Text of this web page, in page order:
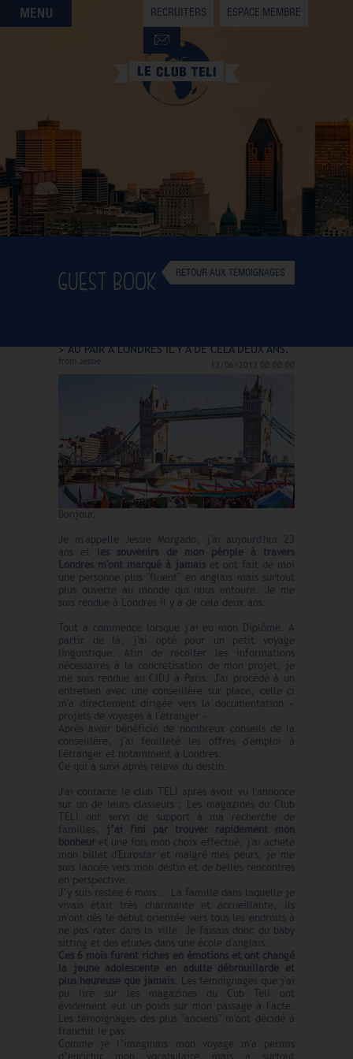
QUI SOMMES-NOUS
QUE CHERCHEZ-VOUS ?
NOS OFFRES PARTENAIRES
DEVENIR MEMBRE
RECRUITERS ESPACE MEMBRE
RETOUR AUX TÉMOIGNAGES
GUEST BOOK
AU PAIR À LONDRES IL Y A DE CELA DEUX ANS.
from Jessie 13/06/2013 00:00:00
Bonjour,
Je m'appelle Jessie Morgado, j'ai aujourd'hui 23
ans et
les souvenirs de mon périple à travers
Londres m'ont marqué à jamais et ont fait de moi
une personne plus "fluent" en anglais mais surtout
plus ouverte au monde qui nous entoure. Je me
suis rendue à Londres il y a de cela deux ans.
Tout a commencé lorsque j'ai eu mon Diplôme. A
partir de là, j'ai opté pour un petit voyage
linguistique. Afin de récolter les informations
nécessaires à la concrétisation de mon projet, je
me suis rendue au CIDJ à Paris. J'ai procédé à un
entretien avec une conseillère sur place, celle ci
m'a directement dirigée vers la documentation «
projets de voyages à l'étranger ».
Après avoir bénéficié de nombreux conseils de la
conseillère, j'ai feuilleté les offres d'emploi à
l'étranger et notamment à Londres.
Ce qui a suivi après releva du destin.
J'ai contacté le club TELI après avoir vu l'annonce
sur un de leurs classeurs ; Les magazines du Club
TELI ont servi de support à ma recherche de
familles,
j’ai fini par trouver rapidement mon
bonheur et une fois mon choix effectué, j'ai acheté
mon billet d'Eurostar et malgré mes peurs, je me
suis lancée vers mon destin et de belles rencontres
en perspective.
J’y suis restée 6 mois... La famille dans laquelle je
vivais était très charmante et accueillante, ils
m'ont dès le début orientée vers tous les endroits à
ne pas rater dans la ville. Je faisais donc du baby
sitting et des études dans une école d'anglais.
Ces 6 mois furent riches en émotions et ont changé
la jeune adolescente en adulte débrouillarde et
plus heureuse que jamais. Les témoignages que j'ai
pu lire sur les magazines du Cub Teli ont
évidement eut un poids sur mon passage à l'acte.
Les témoignages des plus "anciens" m'ont décidé à
franchir le pas.
Comme je l’imaginais mon voyage m'a permis